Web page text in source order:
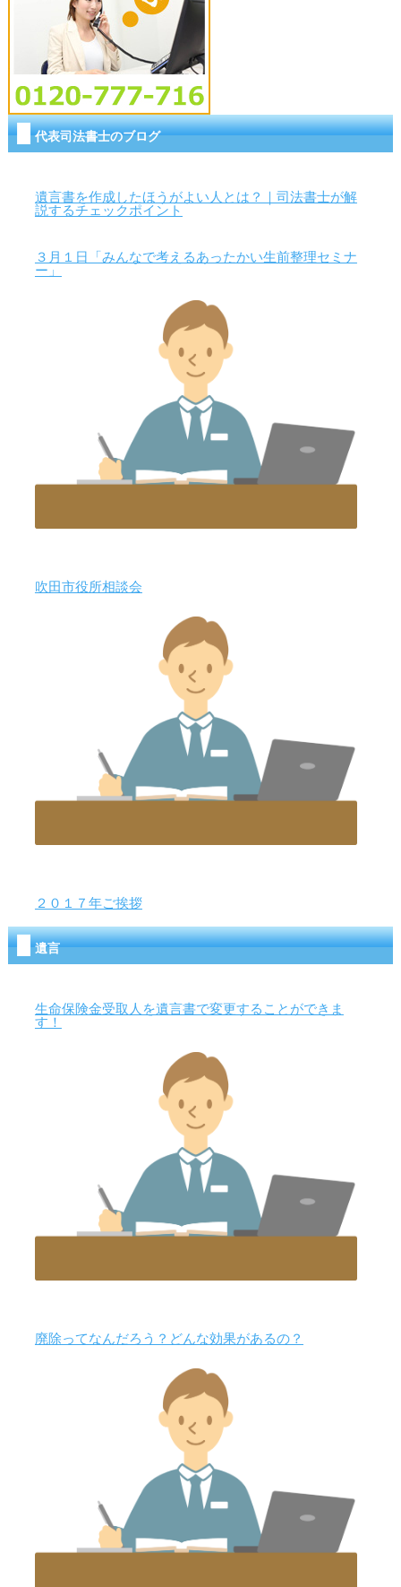
代表司法書士のブログ
遺言書を作成したほうがよい人とは？｜司法書士が解
説するチェックポイント
３月１日「みんなで考えるあったかい生前整理セミナ
ー」
吹田市役所相談会
２０１７年ご挨拶
遺言
生命保険金受取人を遺言書で変更することができま
す！
廃除ってなんだろう？どんな効果があるの？